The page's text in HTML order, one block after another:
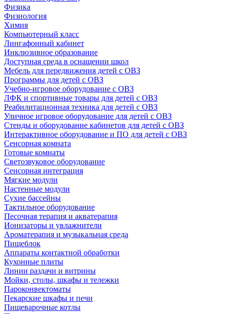
Физика
Физиология
Химия
Компьютерный класс
Лингафонный кабинет
Инклюзивное образование
Доступная среда в оснащении школ
Мебель для передвижения детей с ОВЗ
Программы для детей с ОВЗ
Учебно-игровое оборудование с ОВЗ
ЛФК и спортивные товары для детей с ОВЗ
Реабилитационная техника для детей с ОВЗ
Уличное игровое оборудование для детей с ОВЗ
Стенды и оборудование кабинетов для детей с ОВЗ
Интерактивное оборудование и ПО для детей с ОВЗ
Сенсорная комната
Готовые комнаты
Светозвуковое оборудование
Сенсорная интеграция
Мягкие модули
Настенные модули
Сухие бассейны
Тактильное оборудование
Песочная терапия и акватерапия
Ионизаторы и увлажнители
Ароматерапия и музыкальная среда
Пищеблок
Аппараты контактной обработки
Кухонные плиты
Линии раздачи и витрины
Мойки, столы, шкафы и тележки
Пароконвектоматы
Пекарские шкафы и печи
Пищеварочные котлы